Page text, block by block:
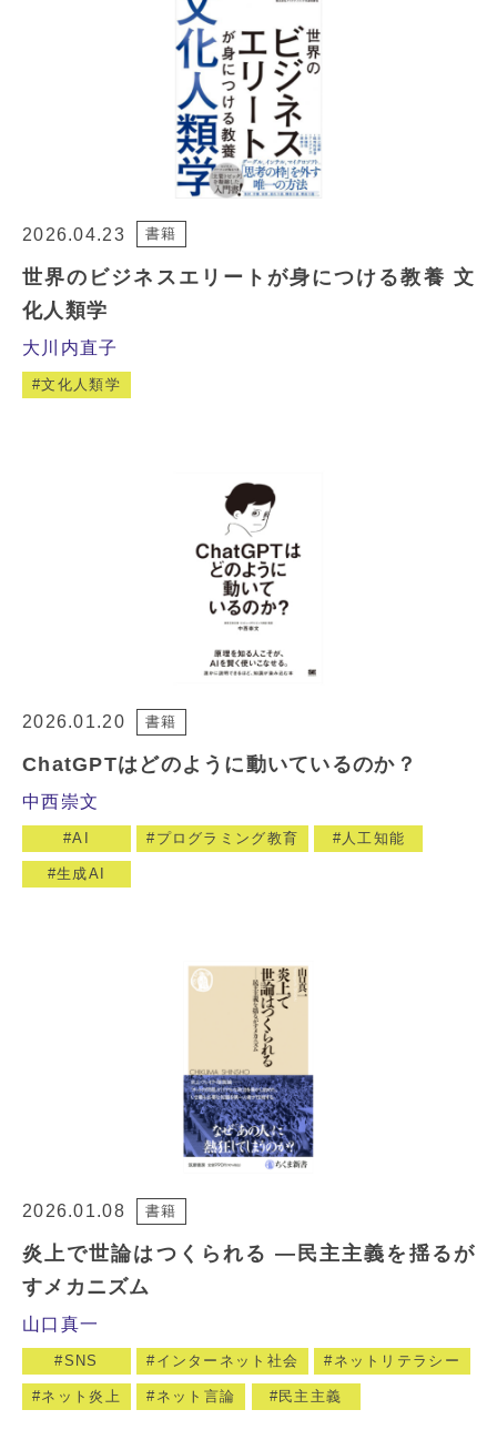
2026.04.23 書籍
世界のビジネスエリートが身につける教養 文
化人類学
大川内直子
文化人類学
2026.01.20 書籍
ChatGPTはどのように動いているのか？
中西崇文
AI プログラミング教育 人工知能
生成AI
2026.01.08 書籍
炎上で世論はつくられる —民主主義を揺るが
すメカニズム
山口真一
SNS インターネット社会 ネットリテラシー
ネット炎上 ネット言論 民主主義